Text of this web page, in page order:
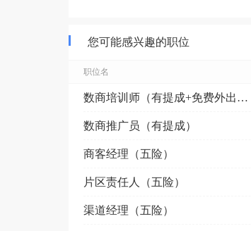
您可能感兴趣的职位
职位名
数商培训师（有提成+免费外出培训）
数商推广员（有提成）
商客经理（五险）
片区责任人（五险）
渠道经理（五险）